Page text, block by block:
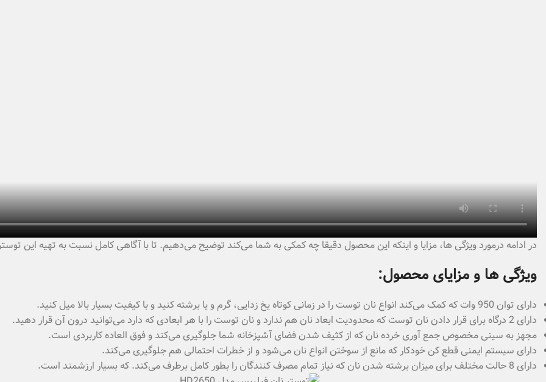
در ادامه درمورد ویژگی ها، مزایا و اینکه این محصول دقیقا چه کمکی به شما می‌کند توضیح می‌دهیم. تا با آگاهی کامل نسبت به تهیه این
ویژگی ها و مزایای محصول:
دارای توان 950 وات که کمک می‌کند انواع نان توست را در زمانی کوتاه یخ زدایی، گرم و یا برشته کنید و با کیفیت بسیار بالا میل کنید.
دارای 2 درگاه برای قرار دادن نان توست که محدودیت ابعاد نان هم ندارد و نان توست را با هر ابعادی که دارد می‌توانید درون آن قرار دهید.
مجهز به سینی مخصوص جمع آوری خرده نان که از کثیف شدن فضای آشپزخانه شما جلوگیری می‌کند و فوق العاده کاربردی است.
دارای سیستم ایمنی قطع کن خودکار که مانع از سوختن انواع نان می‌شود و از خطرات احتمالی هم جلوگیری می‌کند.
دارای 8 حالت مختلف برای میزان برشته شدن نان که نیاز تمام مصرف کنندگان را بطور کامل برطرف می‌کند. که بسیار ارزشمند است.